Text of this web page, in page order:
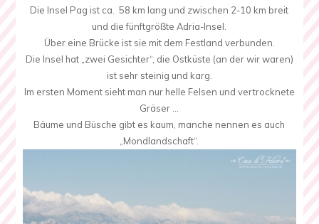
Die Insel Pag ist ca. 58 km lang und zwischen 2-10 km breit
und die fünftgrößte Adria-Insel.
Über eine Brücke ist sie mit dem Festland verbunden.
Die Insel hat „zwei Gesichter“, die Ostküste (an der wir waren)
ist sehr steinig und karg.
Im ersten Moment sieht man nur helle Felsen und vertrocknete
Gräser …
Bäume und Büsche gibt es kaum, manche nennen es auch
„Mondlandschaft“.